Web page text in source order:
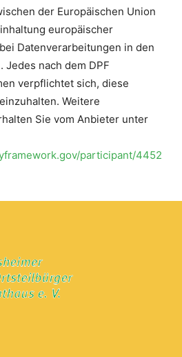
der Europäischen Union
europäischer
Datenverarbeitungen in den
Jedes nach dem DPF
verpflichtet sich, diese
Weitere
Sie vom Anbieter unter
participant/4452